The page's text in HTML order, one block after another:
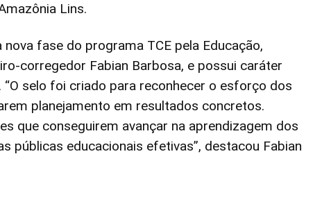
Lins.
fase do programa TCE pela Educação,
corregedor Fabian Barbosa, e possui caráter
selo foi criado para reconhecer o esforço dos
planejamento em resultados concretos.
que conseguirem avançar na aprendizagem dos
públicas educacionais efetivas”, destacou Fabian